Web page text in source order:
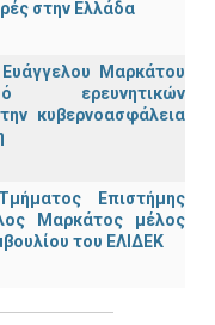
στην Ελλάδα
Μαρκάτου
ερευνητικών
κυβερνοασφάλεια
Επιστήμης
Μαρκάτος μέλος
του ΕΛΙΔΕΚ